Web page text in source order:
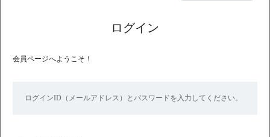
ログイン
会員ページへようこそ！
ログインID（メールアドレス）とパスワードを入力してください。